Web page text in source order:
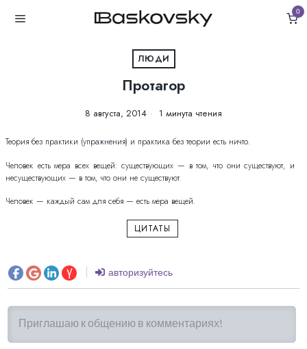
0
ЛЮДИ
Протагор
8 августа, 2014 1 минута чтения
Теория без практики (упражнения) и практика без теории есть ничто.
Человек есть мера всех вещей: существующих — в том, что они существуют, и
несуществующих — в том, что они не существуют.
Человек — каждый сам для себя — есть мера вещей.
ЦИТАТЫ
авторизуйтесь